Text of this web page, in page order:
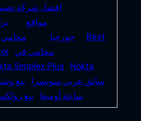
افضل شركة
مواقع
جورجيا
Best
محامي في
Simplex Plus
Nokta
سائق عربى سويسرا
بيع
ساعة أوميغا
بيع